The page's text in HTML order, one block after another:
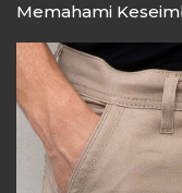
Memahami